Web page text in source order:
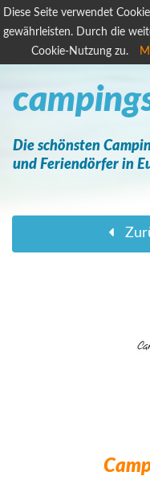
Diese Seite verwendet
gewährleisten. Durch die
Cookie-Nutzung zu.
Die schönsten
und Feriendörfer in